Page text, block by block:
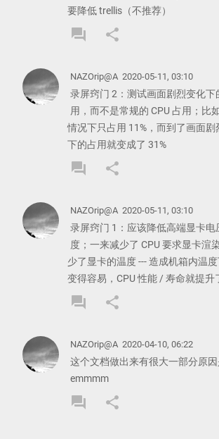
要降低 trellis（不推荐）
forumREPLY
shareSHARE
NAZOrip@A 2020-05-11, 03:10
录屏窍门 2：测试画面剧烈变化下
用，而不是常规的 CPU 占用；比
情况下只占用 11%，而到了画面剧
下的占用就变成了 31%
forumREPLY
shareSHARE
NAZOrip@A 2020-05-11, 03:10
录屏窍门 1：应该降低高端显卡电
度；一来减少了 CPU 要求显卡渲
少了显卡的温度 --- 造成机箱内温
变得容易，CPU 性能 / 寿命就提升
forumREPLY
shareSHARE
NAZOrip@A 2020-04-10, 06:22
这个文档做出来有很大一部分原因
emmmm
forumREPLY
shareSHARE